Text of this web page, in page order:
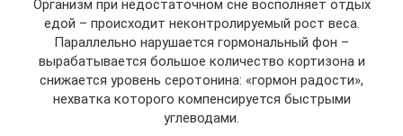
Организм при недостаточном сне восполняет отдых
едой – происходит неконтролируемый рост веса.
Параллельно нарушается гормональный фон –
вырабатывается большое количество кортизона и
снижается уровень серотонина: «гормон радости»,
нехватка которого компенсируется быстрыми
углеводами.